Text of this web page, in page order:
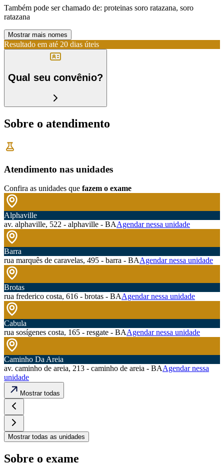
Também pode ser chamado de: proteinas soro ratazana, soro
ratazana
Mostrar mais nomes
Resultado em até 20 dias úteis
Qual seu convênio?
Sobre o atendimento
Atendimento nas unidades
Confira as unidades que fazem o exame
Alphaville
av. alphaville, 522 - alphaville - BAAgendar nessa unidade
Barra
rua marquês de caravelas, 495 - barra - BAAgendar nessa unidade
Brotas
rua frederico costa, 616 - brotas - BAAgendar nessa unidade
Cabula
rua sosígenes costa, 165 - resgate - BAAgendar nessa unidade
Caminho Da Areia
av. caminho de areia, 213 - caminho de areia - BAAgendar nessa
unidade
Mostrar todas
Mostrar todas as unidades
Sobre o exame